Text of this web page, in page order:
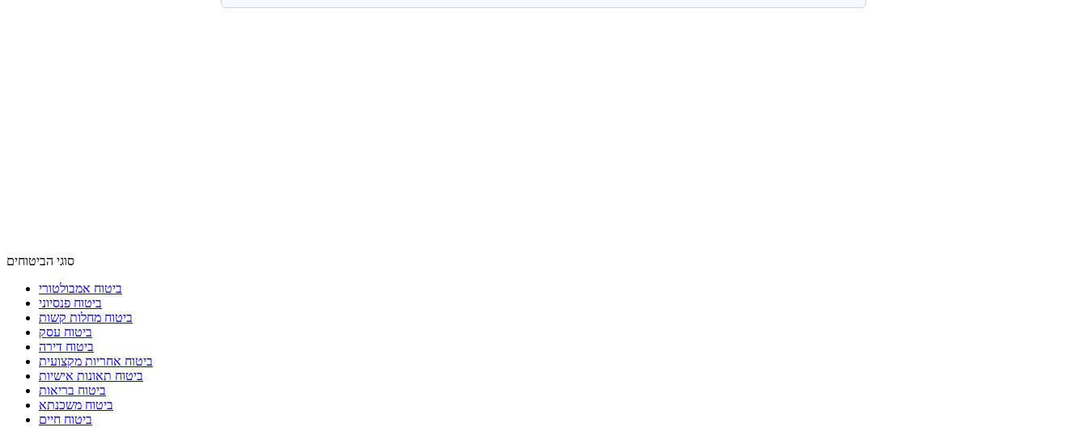
סוגי הביטוחים
ביטוח אמבולטורי
ביטוח פנסיוני
ביטוח מחלות קשות
ביטוח עסק
ביטוח דירה
ביטוח אחריות מקצועית
ביטוח תאונות אישיות
ביטוח בריאות
ביטוח משכנתא
ביטוח חיים